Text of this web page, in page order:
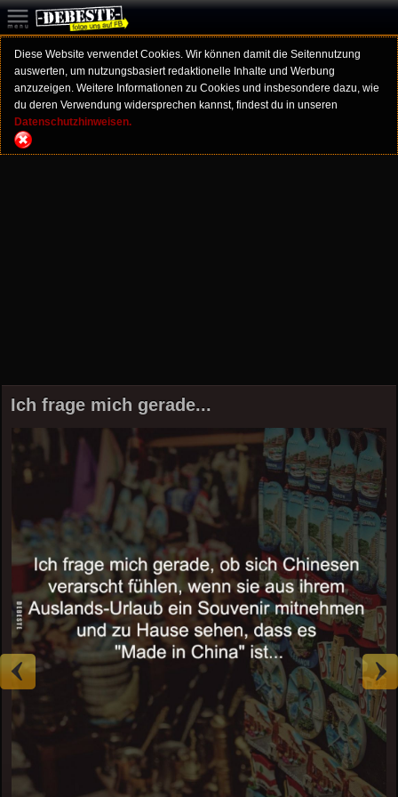
Diese Website verwendet Cookies. Wir können damit die Seitennutzung
auswerten, um nutzungsbasiert redaktionelle Inhalte und Werbung
anzuzeigen. Weitere Informationen zu Cookies und insbesondere dazu, wie
du deren Verwendung widersprechen kannst, findest du in unseren
Datenschutzhinweisen.
Ich frage mich gerade...